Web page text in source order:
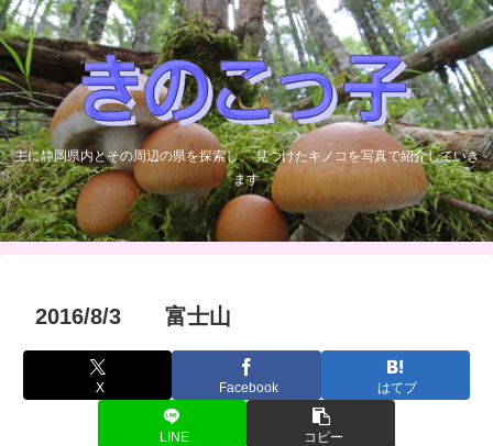
主に静岡県内とその周辺の県を探索し、 見つけたキノコを写真で紹介していき
ます
2016/8/3 富士山
X Facebook はてブ
LINE コピー